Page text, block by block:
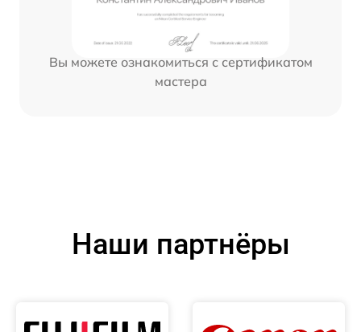
Вы можете ознакомиться с сертификатом
мастера
Наши партнёры